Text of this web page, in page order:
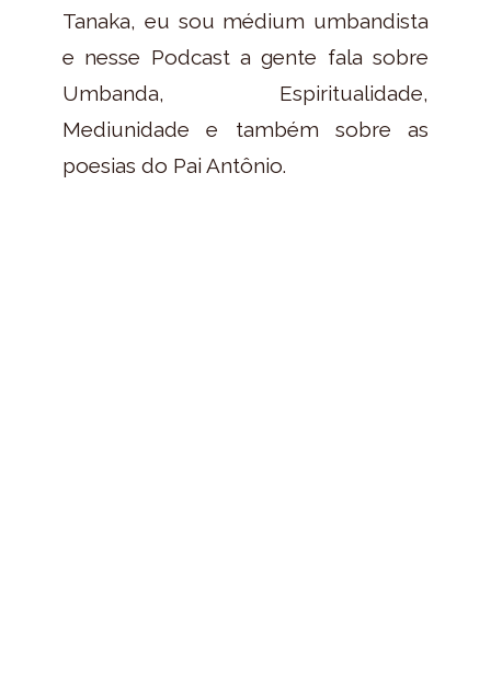
Tanaka, eu sou médium umbandista
e nesse Podcast a gente fala sobre
Umbanda, Espiritualidade,
Mediunidade e também sobre as
poesias do Pai Antônio.